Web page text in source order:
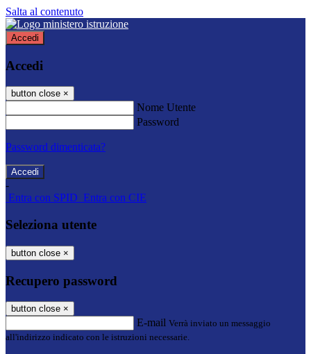
Salta al contenuto
Accedi
Accedi
button close ×
Nome Utente
Password
Password dimenticata?
-
Entra con SPID Entra con CIE
Seleziona utente
button close ×
Recupero password
button close ×
E-mail Verrà inviato un messaggio
all'indirizzo indicato con le istruzioni necessarie.